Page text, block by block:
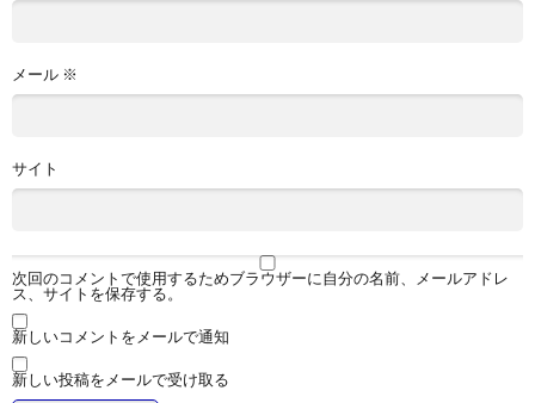
メール ※
サイト
次回のコメントで使用するためブラウザーに自分の名前、メールアドレ
ス、サイトを保存する。
新しいコメントをメールで通知
新しい投稿をメールで受け取る